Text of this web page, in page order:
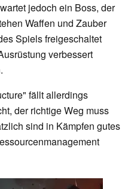
jedoch ein Boss, der
Waffen und Zauber
Spiels freigeschaltet
verbessert
fällt allerdings
der richtige Weg muss
sind in Kämpfen gutes